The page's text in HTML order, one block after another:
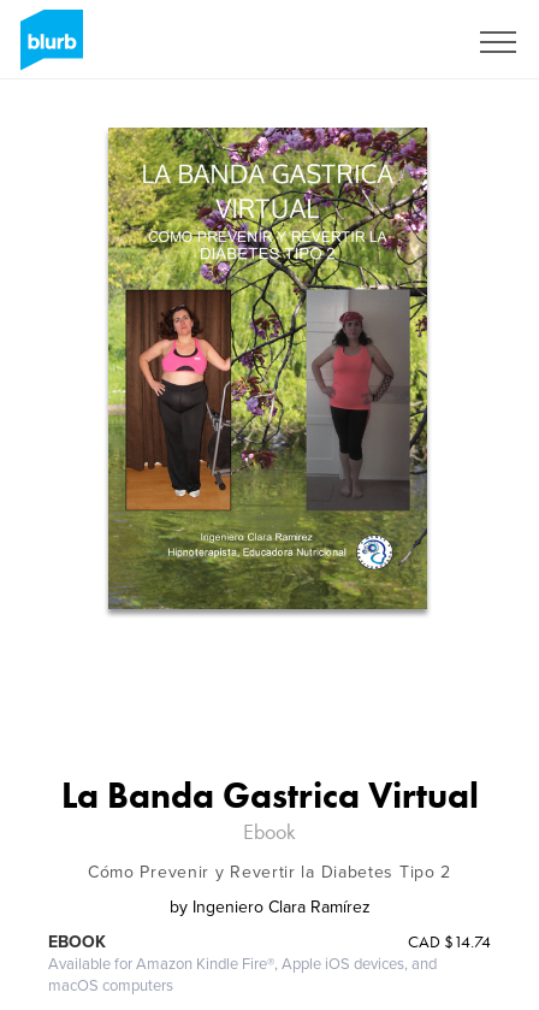
La Banda Gastrica Virtual
Ebook
Cómo Prevenir y Revertir la Diabetes Tipo 2
by Ingeniero Clara Ramírez
CAD $14.74
EBOOK
Available for Amazon Kindle Fire®, Apple iOS devices, and
macOS computers